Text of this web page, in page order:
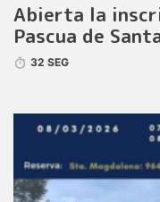
Abierta la
Pascua de
32 SEG